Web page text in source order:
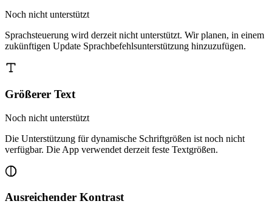
Noch nicht unterstützt
Sprachsteuerung wird derzeit nicht unterstützt. Wir planen, in einem
zukünftigen Update Sprachbefehlsunterstützung hinzuzufügen.
Größerer Text
Noch nicht unterstützt
Die Unterstützung für dynamische Schriftgrößen ist noch nicht
verfügbar. Die App verwendet derzeit feste Textgrößen.
Ausreichender Kontrast